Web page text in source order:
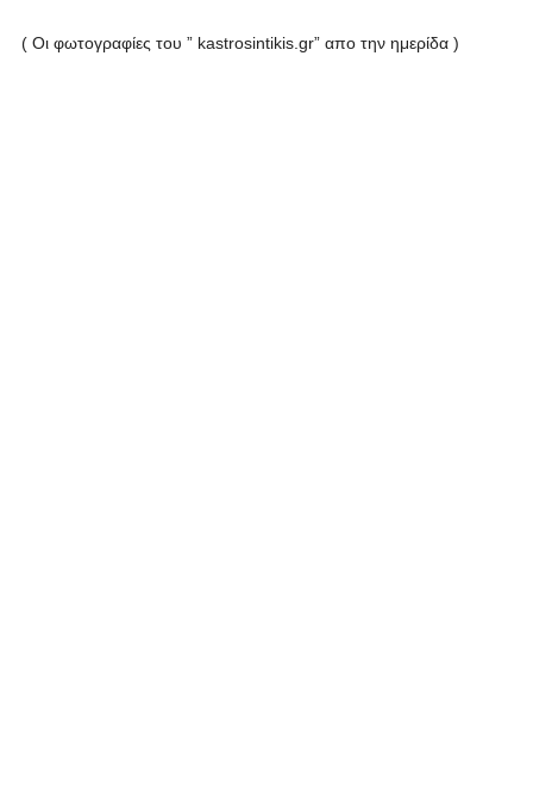
( Οι φωτογραφίες του ” kastrosintikis. gr” απο την ημερίδα )